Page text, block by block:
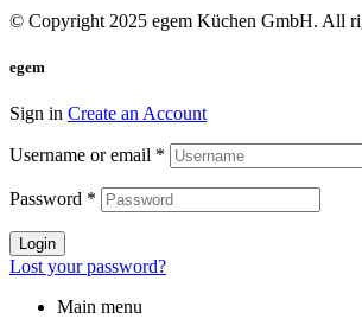
© Copyright 2025 egem Küchen GmbH. All
egem
Sign in Create an Account
Username or email *
Password *
Login
Lost your password?
Main menu